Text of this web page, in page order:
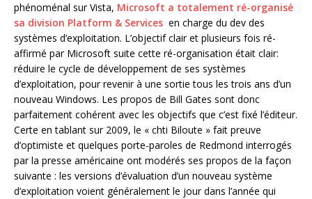
phénoménal sur Vista, Microsoft a totalement ré-organisé
sa division Platform & Services en charge du dev des
systèmes d’exploitation. L’objectif clair et plusieurs fois ré-
affirmé par Microsoft suite cette ré-organisation était clair:
réduire le cycle de développement de ses systèmes
d’exploitation, pour revenir à une sortie tous les trois ans d’un
nouveau Windows. Les propos de Bill Gates sont donc
parfaitement cohérent avec les objectifs que c’est fixé l’éditeur.
Certe en tablant sur 2009, le « chti Biloute » fait preuve
d’optimiste et quelques porte-paroles de Redmond interrogés
par la presse américaine ont modérés ses propos de la façon
suivante : les versions d’évaluation d’un nouveau système
d’exploitation voient généralement le jour dans l’année qui